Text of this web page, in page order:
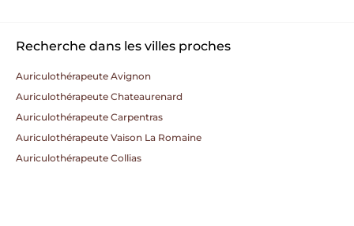
Recherche dans les villes proches
Auriculothérapeute Avignon
Auriculothérapeute Chateaurenard
Auriculothérapeute Carpentras
Auriculothérapeute Vaison La Romaine
Auriculothérapeute Collias